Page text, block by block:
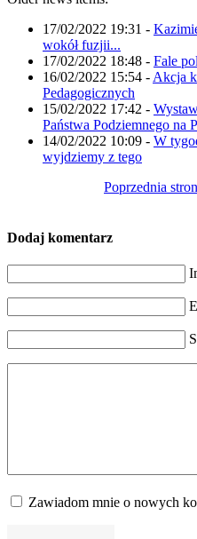
17/02/2022 19:31 -
wokół fuzjii...
17/02/2022 18:48 - Fale
16/02/2022 15:54 - Akcja
Pedagogicznych
15/02/2022 17:42 -
Państwa Podziemnego na
14/02/2022 10:09 - W
wyjdziemy z tego
Poprzednia
Dodaj komentarz
Zawiadom mnie o nowych